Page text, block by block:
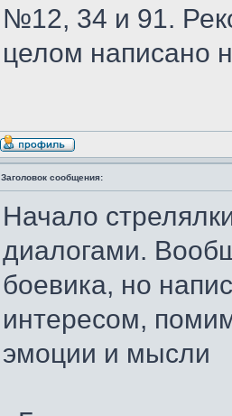
№12, 34 и 91.
целом написано
Заголовок сообщения:
Начало
диалогами.
боевика, но
интересом,
эмоции и мысли